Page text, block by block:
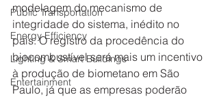
Public Transportation
Energy Efficiency
Lighting & Smart Buildings
Entertainment
modelagem do mecanismo de
integridade do sistema, inédito no
país. O registro da procedência do
biocombustível será mais um incentivo
à produção de biometano em São
Paulo, já que as empresas poderão